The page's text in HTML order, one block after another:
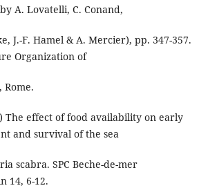
A. Lovatelli, C. Conand,
J.-F. Hamel & A. Mercier), pp. 347-357.
Organization of
Rome.
The effect of food availability on early
and survival of the sea
scabra. SPC Beche-de-mer
14, 6-12.